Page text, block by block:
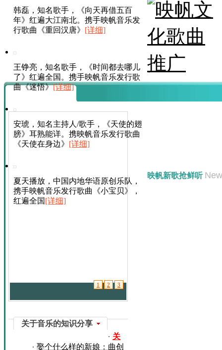
韩磊，知名歌手，《向天再借五百
年》红遍大江南北。携手映帆音乐发
行歌曲《重回汉唐》 [详细]
王铮亮，知名歌手，《时间都去哪儿
了》红遍全国。携手映帆音乐发行歌
曲《迷悟》[详细]
安琥，知名主持人/歌手，《天使的翅
膀》耳熟能详。携映帆音乐发行歌曲
《天使在身边》 [详细]
夏天播放，中国内地华语原创乐队，
携手映帆音乐发行歌曲《小宝贝》，
红遍全国[详细]
映帆新歌抢鲜听
1 2 3
关于音乐的知识分享
关
于
娶个什么样的新娘：曲创